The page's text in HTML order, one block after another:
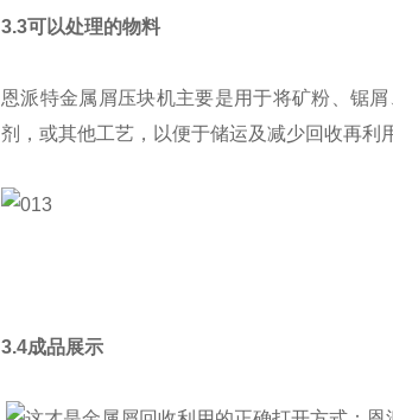
3.3可以处理的物料
恩派特金属屑压块机主要是用于将矿粉、锯
剂，或其他工艺，以便于储运及减少回收再利
3.4成品展示